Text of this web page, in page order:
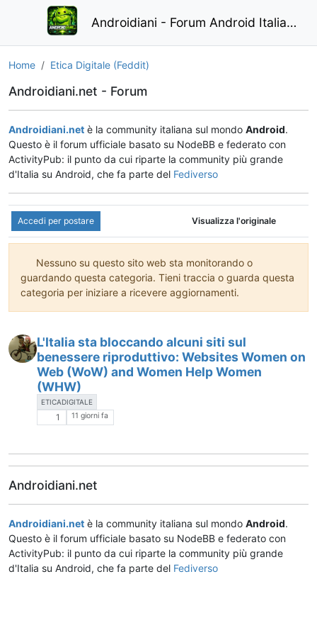
Androidiani - Forum Android Italiano
Home Etica Digitale (Feddit)
Androidiani.net - Forum
Androidiani.net è la community italiana sul mondo Android.
Questo è il forum ufficiale basato su NodeBB e federato con
ActivityPub: il punto da cui riparte la community più grande
d'Italia su Android, che fa parte del Fediverso
Accedi per postare Visualizza l'originale
Nessuno su questo sito web sta monitorando o
guardando questa categoria. Tieni traccia o guarda questa
categoria per iniziare a ricevere aggiornamenti.
L'Italia sta bloccando alcuni siti sul
benessere riproduttivo: Websites Women on
Web (WoW) and Women Help Women
(WHW)
ETICADIGITALE
1 11 giorni fa
Androidiani.net
Androidiani.net è la community italiana sul mondo Android.
Questo è il forum ufficiale basato su NodeBB e federato con
ActivityPub: il punto da cui riparte la community più grande
d'Italia su Android, che fa parte del Fediverso